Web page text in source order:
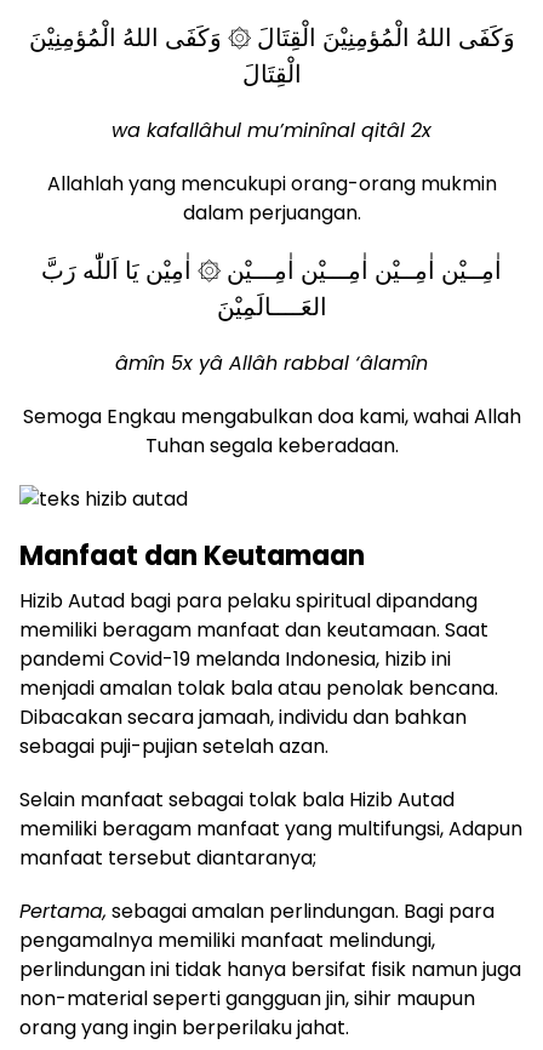
وَكَفَى اللهُ الْمُؤمِنِيْنَ الْقِتَالَ ۞ وَكَفَى اللهُ الْمُؤمِنِيْنَ
الْقِتَالَ
wa kafallâhul mu’minînal qitâl 2x
Allahlah yang mencukupi orang-orang mukmin
dalam perjuangan.
اٰمِــيْن اٰمِــيْن اٰمِـــيْن اٰمِـــيْن ۞ اٰمِيْن يَا اَللّٰه رَبَّ
العَــــالَمِيْنَ
âmîn 5x yâ Allâh rabbal ‘âlamîn
Semoga Engkau mengabulkan doa kami, wahai Allah
Tuhan segala keberadaan.
Manfaat dan Keutamaan
Hizib Autad bagi para pelaku spiritual dipandang
memiliki beragam manfaat dan keutamaan. Saat
pandemi Covid-19 melanda Indonesia, hizib ini
menjadi amalan tolak bala atau penolak bencana.
Dibacakan secara jamaah, individu dan bahkan
sebagai puji-pujian setelah azan.
Selain manfaat sebagai tolak bala Hizib Autad
memiliki beragam manfaat yang multifungsi, Adapun
manfaat tersebut diantaranya;
Pertama, sebagai amalan perlindungan. Bagi para
pengamalnya memiliki manfaat melindungi,
perlindungan ini tidak hanya bersifat fisik namun juga
non-material seperti gangguan jin, sihir maupun
orang yang ingin berperilaku jahat.